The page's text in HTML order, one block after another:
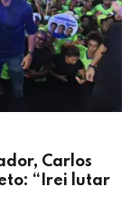
Carlos
“Irei lutar